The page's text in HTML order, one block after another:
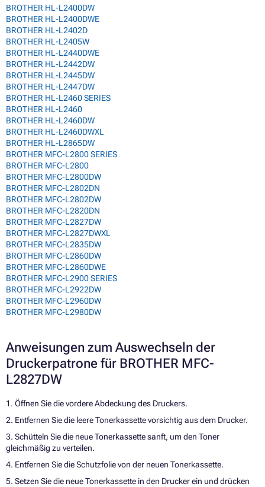
BROTHER HL-L2400DW
BROTHER HL-L2400DWE
BROTHER HL-L2402D
BROTHER HL-L2405W
BROTHER HL-L2440DWE
BROTHER HL-L2442DW
BROTHER HL-L2445DW
BROTHER HL-L2447DW
BROTHER HL-L2460 SERIES
BROTHER HL-L2460
BROTHER HL-L2460DW
BROTHER HL-L2460DWXL
BROTHER HL-L2865DW
BROTHER MFC-L2800 SERIES
BROTHER MFC-L2800
BROTHER MFC-L2800DW
BROTHER MFC-L2802DN
BROTHER MFC-L2802DW
BROTHER MFC-L2820DN
BROTHER MFC-L2827DW
BROTHER MFC-L2827DWXL
BROTHER MFC-L2835DW
BROTHER MFC-L2860DW
BROTHER MFC-L2860DWE
BROTHER MFC-L2900 SERIES
BROTHER MFC-L2922DW
BROTHER MFC-L2960DW
BROTHER MFC-L2980DW
Anweisungen zum Auswechseln der
Druckerpatrone für BROTHER MFC-
L2827DW
1. Öffnen Sie die vordere Abdeckung des Druckers.
2. Entfernen Sie die leere Tonerkassette vorsichtig aus dem Drucker.
3. Schütteln Sie die neue Tonerkassette sanft, um den Toner
gleichmäßig zu verteilen.
4. Entfernen Sie die Schutzfolie von der neuen Tonerkassette.
5. Setzen Sie die neue Tonerkassette in den Drucker ein und drücken